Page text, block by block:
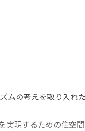
ムの考えを取り入れ
実現するための住空